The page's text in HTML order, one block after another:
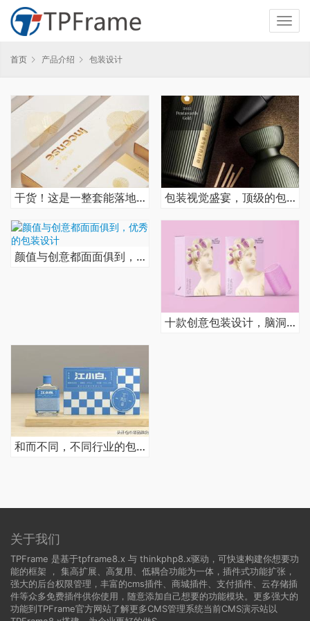
首页 产品介绍 包装设计
干货！这是一整套能落地的包装设计方案 包装视觉盛宴，顶级的包装设计
颜值与创意都面面俱到，优秀的包装设计
十款创意包装设计，脑洞大开
和而不同，不同行业的包装设计类获奖分享
关于我们
TPFrame 是基于tpframe8.x 与 thinkphp8.x驱动，可快速构建你想要功
能的框架 ， 集高扩展、高复用、低耦合功能为一体，插件式功能扩张，
强大的后台权限管理，丰富的cms插件、商城插件、支付插件、云存储插
件等众多免费插件供你使用，随意添加自己想要的功能模块。更多强大的
功能到TPFrame官方网站了解更多CMS管理系统当前CMS演示站以